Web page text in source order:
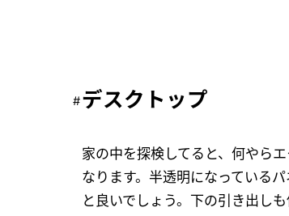
デスクトップ
家の中を探検してると、何やら
なります。半透明になっている
と良いでしょう。下の引き出し